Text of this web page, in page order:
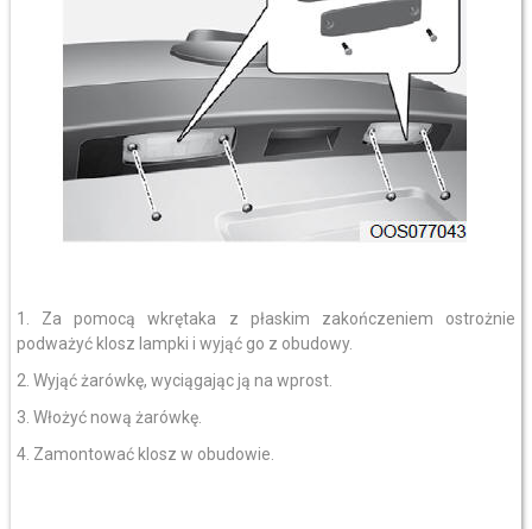
1. Za pomocą wkrętaka z płaskim zakończeniem ostrożnie
podważyć klosz lampki i wyjąć go z obudowy.
2. Wyjąć żarówkę, wyciągając ją na wprost.
3. Włożyć nową żarówkę.
4. Zamontować klosz w obudowie.